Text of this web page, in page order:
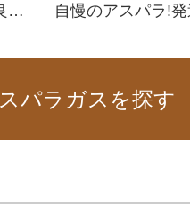
野
自慢のアスパラ!
ます
パラガスを探す